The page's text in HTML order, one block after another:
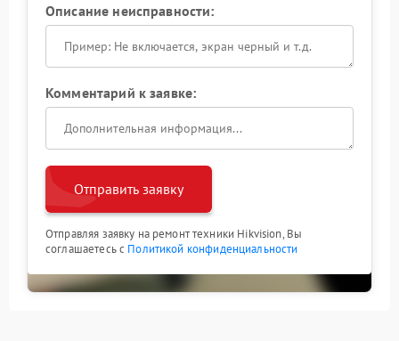
Описание неисправности:
Комментарий к заявке:
Отправить заявку
Отправляя заявку на ремонт техники Hikvision, Вы
соглашаетесь с Политикой конфиденциальности